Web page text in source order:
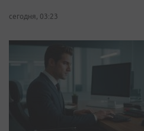
сегодня, 03:23